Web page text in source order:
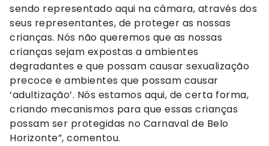
sendo representado aqui na câmara, através dos
seus representantes, de proteger as nossas
crianças. Nós não queremos que as nossas
crianças sejam expostas a ambientes
degradantes e que possam causar sexualização
precoce e ambientes que possam causar
‘adultização’. Nós estamos aqui, de certa forma,
criando mecanismos para que essas crianças
possam ser protegidas no Carnaval de Belo
Horizonte”, comentou.